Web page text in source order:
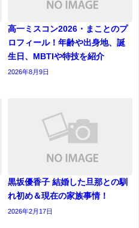
高一ミスコン2026・まことのプ
ロフィール！年齢や出身地、誕
生日、MBTIや特技を紹介
2026年8月9日
黒坂優香子 結婚した旦那との馴
れ初め＆現在の家族事情！
2026年2月17日